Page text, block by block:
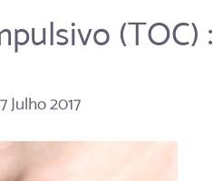
(TOC) :
Julho 2017